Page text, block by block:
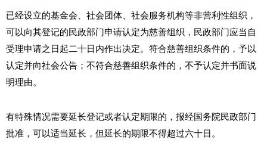
已经设立的基金会、社会团体、社会服务机构等非营利性组织，
可以向其登记的民政部门申请认定为慈善组织，民政部门应当自
受理申请之日起二十日内作出决定。符合慈善组织条件的，予以
认定并向社会公告；不符合慈善组织条件的，不予认定并书面说
明理由。
有特殊情况需要延长登记或者认定期限的，报经国务院民政部门
批准，可以适当延长，但延长的期限不得超过六十日。